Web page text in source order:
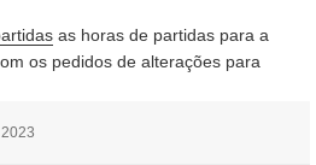
as horas de partidas para a
os pedidos de alterações para